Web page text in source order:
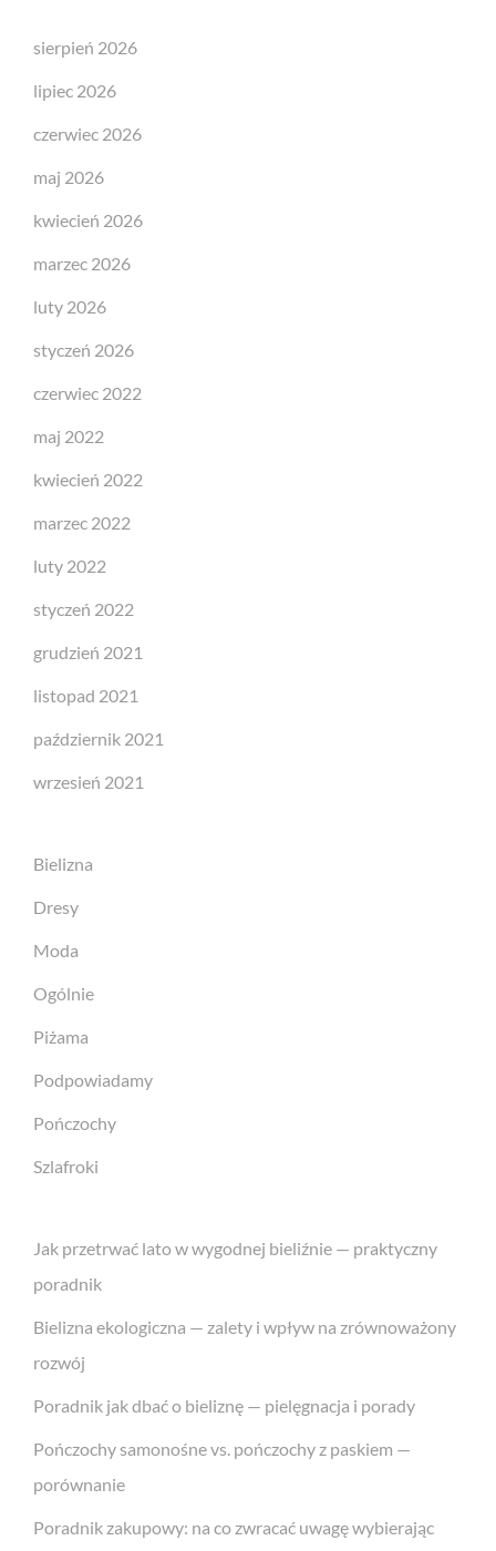
sierpień 2026
lipiec 2026
czerwiec 2026
maj 2026
kwiecień 2026
marzec 2026
luty 2026
styczeń 2026
czerwiec 2022
maj 2022
kwiecień 2022
marzec 2022
luty 2022
styczeń 2022
grudzień 2021
listopad 2021
październik 2021
wrzesień 2021
Bielizna
Dresy
Moda
Ogólnie
Piżama
Podpowiadamy
Pończochy
Szlafroki
Jak przetrwać lato w wygodnej bieliźnie — praktyczny
poradnik
Bielizna ekologiczna — zalety i wpływ na zrównoważony
rozwój
Poradnik jak dbać o bieliznę — pielęgnacja i porady
Pończochy samonośne vs. pończochy z paskiem —
porównanie
Poradnik zakupowy: na co zwracać uwagę wybierając